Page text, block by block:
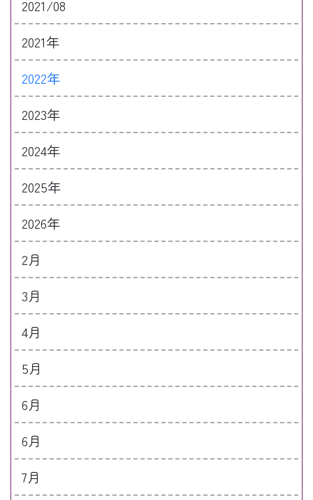
2021/08
2021年
2022年
2023年
2024年
2025年
2026年
2月
3月
4月
5月
6月
6月
7月